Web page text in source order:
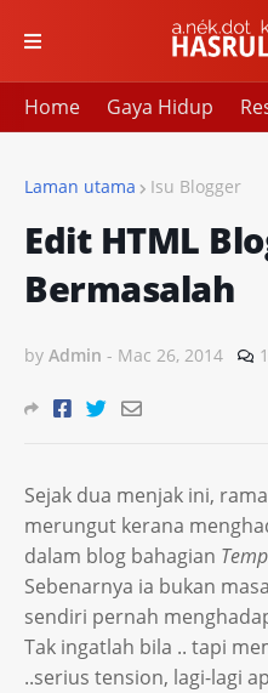
Home Gaya Hidup
Laman utama Isu Blogger
Edit HTML
Bermasalah
by Admin - Mac 26, 2014
Sejak dua menjak ini,
merungut kerana
dalam blog bahagian
Sebenarnya ia bukan
sendiri pernah
Tak ingatlah bila .. tapi
..serius tension, lagi-lagi